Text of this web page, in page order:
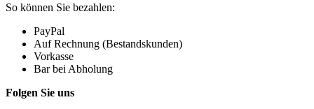
So können Sie bezahlen:
PayPal
Auf Rechnung (Bestandskunden)
Vorkasse
Bar bei Abholung
Folgen Sie uns